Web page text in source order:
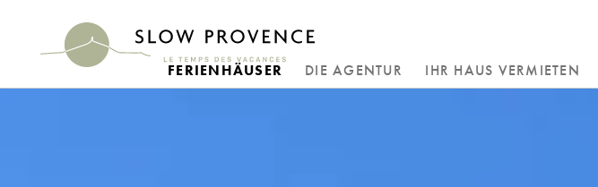
FERIENHÄUSER DIE AGENTUR IHR HAUS VERMIETEN